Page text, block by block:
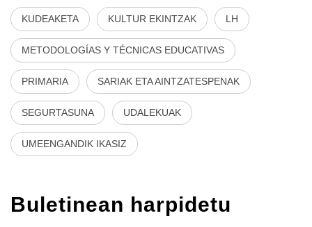
KUDEAKETA KULTUR EKINTZAK LH
METODOLOGÍAS Y TÉCNICAS EDUCATIVAS
PRIMARIA SARIAK ETA AINTZATESPENAK
SEGURTASUNA UDALEKUAK
UMEENGANDIK IKASIZ
Buletinean harpidetu